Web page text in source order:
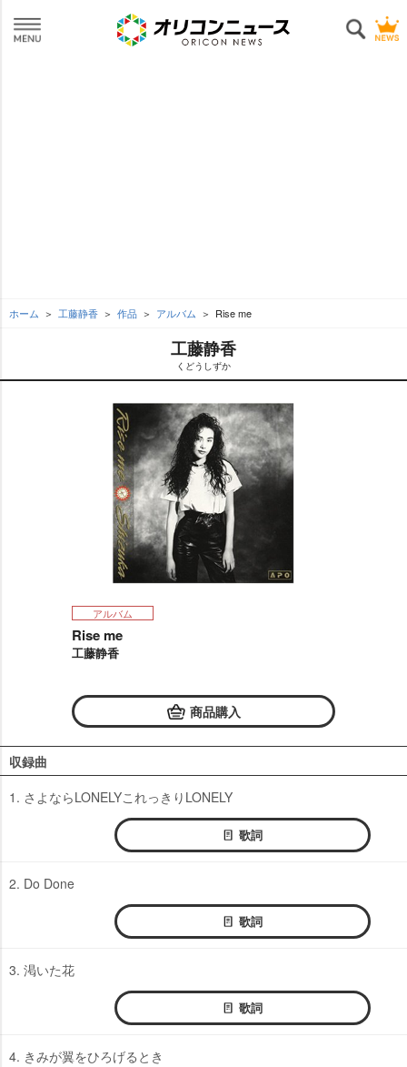
ホーム 工藤静香 作品 アルバム Rise me
工藤静香
くどうしずか
アルバム
Rise me
工藤静香
商品購入
収録曲
1. さよならLONELYこれっきりLONELY
歌詞
2. Do Done
歌詞
3. 渇いた花
歌詞
4. きみが翼をひろげるとき